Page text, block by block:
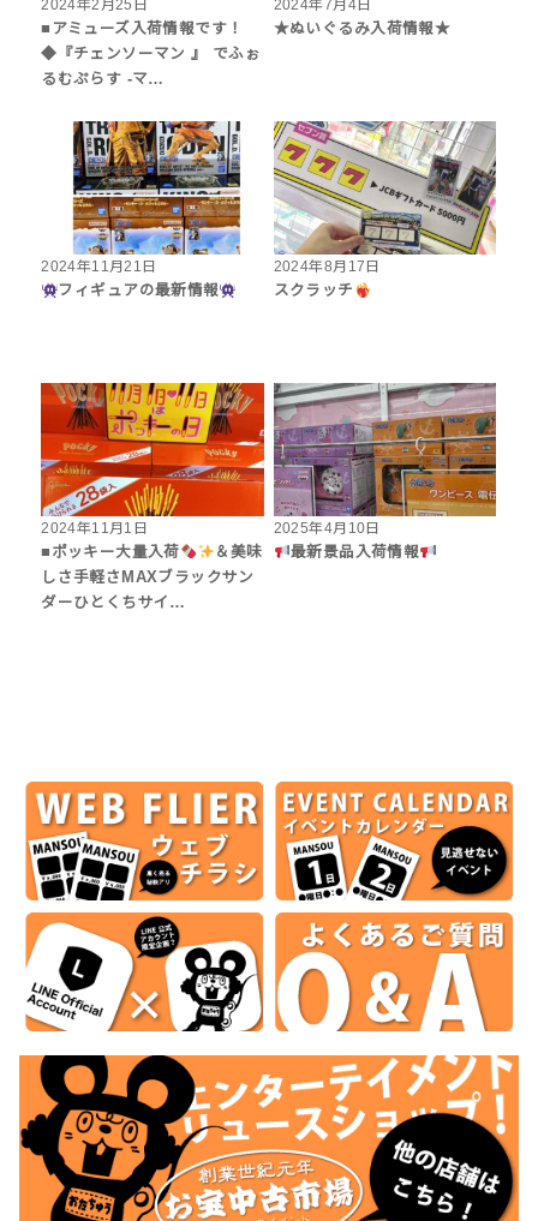
2024年2月25日
■アミューズ入荷情報です！
◆『チェンソーマン 』 でふぉ
るむぷらす -マ…
2024年7月4日
★ぬいぐるみ入荷情報★
2024年11月21日
フィギュアの最新情報
2024年8月17日
スクラッチ
2024年11月1日
■ポッキー大量入荷
＆美味
しさ手軽さMAXブラックサン
ダーひとくちサイ…
2025年4月10日
最新景品入荷情報